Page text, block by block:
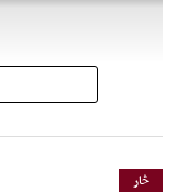
څار